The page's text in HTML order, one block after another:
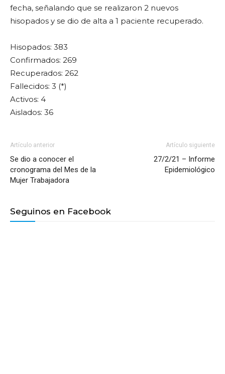
fecha, señalando que se realizaron 2 nuevos
hisopados y se dio de alta a 1 paciente recuperado.
Hisopados: 383
Confirmados: 269
Recuperados: 262
Fallecidos: 3 (*)
Activos: 4
Aislados: 36
Artículo anterior
Se dio a conocer el
cronograma del Mes de la
Mujer Trabajadora
Artículo siguiente
27/2/21 – Informe
Epidemiológico
Seguinos en Facebook